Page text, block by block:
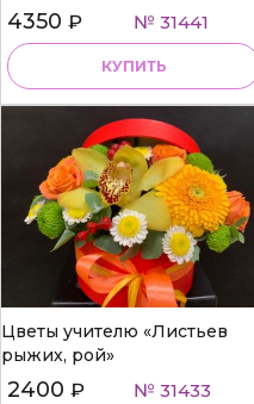
4350 ₽ № 31441
КУПИТЬ
Цветы учителю «Листьев
рыжих, рой»
2400 ₽ № 31433